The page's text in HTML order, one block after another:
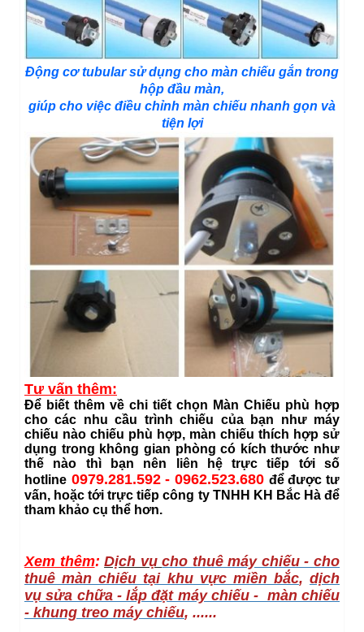
Động cơ tubular sử dụng cho màn chiếu gắn trong
hộp đầu màn,
giúp cho việc điều chỉnh màn chiếu nhanh gọn và
tiện lợi
Tư vấn thêm:
Để biết thêm về chi tiết chọn Màn Chiếu phù hợp
cho các nhu cầu trình chiếu của bạn như máy
chiếu nào chiếu phù hợp, màn chiếu thích hợp sử
dụng trong không gian phòng có kích thước như
thế nào thì bạn nên liên hệ trực tiếp tới số
hotline 0979.281.592 - 0962.523.680 để được tư
vấn, hoặc tới trực tiếp công ty TNHH KH Bắc Hà để
tham khảo cụ thể hơn.
Xem thêm:Dịch vụcho thuê máy chiếu - cho
thuê màn chiếu tại khu vực miền bắc, dịch
vụ sửa chữa - lắp đặt máy chiếu - màn chiếu
- khung treo máy chiếu, ......